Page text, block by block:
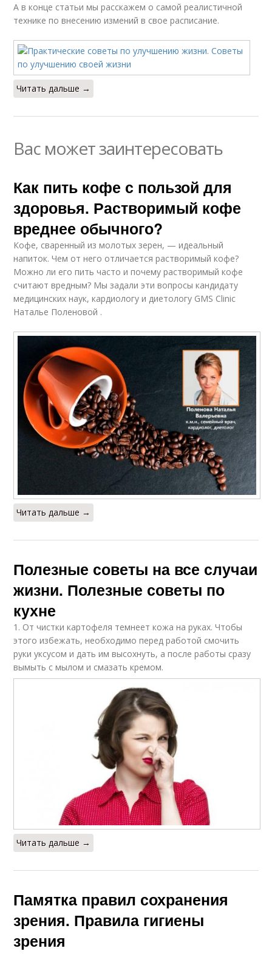
А в конце статьи мы расскажем о самой реалистичной
технике по внесению измений в свое расписание.
Читать дальше →
Вас может заинтересовать
Как пить кофе с пользой для
здоровья. Растворимый кофе
вреднее обычного?
Кофе, сваренный из молотых зерен, — идеальный
напиток. Чем от него отличается растворимый кофе?
Можно ли его пить часто и почему растворимый кофе
считают вредным? Мы задали эти вопросы кандидату
медицинских наук, кардиологу и диетологу GMS Clinic
Наталье Поленовой .
Читать дальше →
Полезные советы на все случаи
жизни. Полезные советы по
кухне
1. От чистки картофеля темнеет кожа на руках. Чтобы
этого избежать, необходимо перед работой смочить
руки уксусом и дать им высохнуть, а после работы сразу
вымыть с мылом и смазать кремом.
Читать дальше →
Памятка правил сохранения
зрения. Правила гигиены
зрения